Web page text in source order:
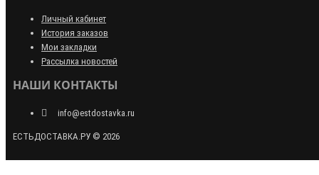
Личный кабинет
История заказов
Мои закладки
Рассылка новостей
НАШИ КОНТАКТЫ
info@estdostavka.ru
ЕСТЬДОСТАВКА.РУ © 2026